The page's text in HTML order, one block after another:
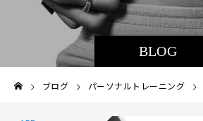
BLOG
ブログ パーソナルトレーニング